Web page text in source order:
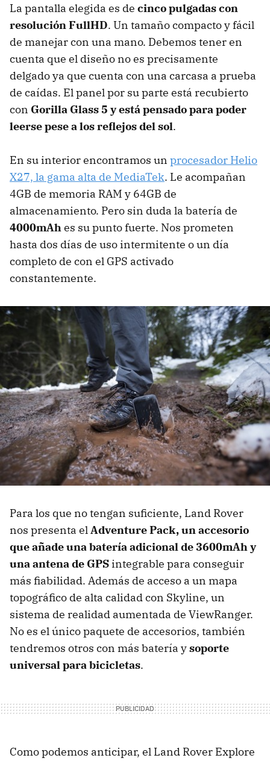
La pantalla elegida es de cinco pulgadas con
resolución FullHD. Un tamaño compacto y fácil
de manejar con una mano. Debemos tener en
cuenta que el diseño no es precisamente
delgado ya que cuenta con una carcasa a prueba
de caídas. El panel por su parte está recubierto
con Gorilla Glass 5 y está pensado para poder
leerse pese a los reflejos del sol.
En su interior encontramos un procesador Helio
X27, la gama alta de MediaTek. Le acompañan
4GB de memoria RAM y 64GB de
almacenamiento. Pero sin duda la batería de
4000mAhes su punto fuerte. Nos prometen
hasta dos días de uso intermitente o un día
completo de con el GPS activado
constantemente.
Para los que no tengan suficiente, Land Rover
nos presenta elAdventure Pack, un accesorio
que añade una batería adicional de 3600mAh y
una antena de GPS integrable para conseguir
más fiabilidad. Además de acceso a un mapa
topográfico de alta calidad con Skyline, un
sistema de realidad aumentada de ViewRanger.
No es el único paquete de accesorios, también
tendremos otros con más batería ysoporte
universal para bicicletas.
Como podemos anticipar, el Land Rover Explore